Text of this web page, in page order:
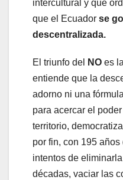
intercultural y que
que el Ecuador se
descentralizada.
El triunfo del NO es
entiende que la
adorno ni una
para acercar el
territorio,
por fin, con 195
intentos de
décadas, vaciar las